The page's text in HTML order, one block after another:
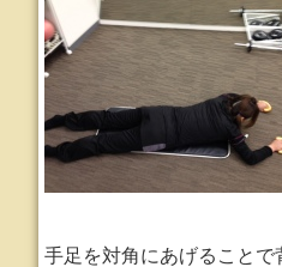
手足を対角にあげることで